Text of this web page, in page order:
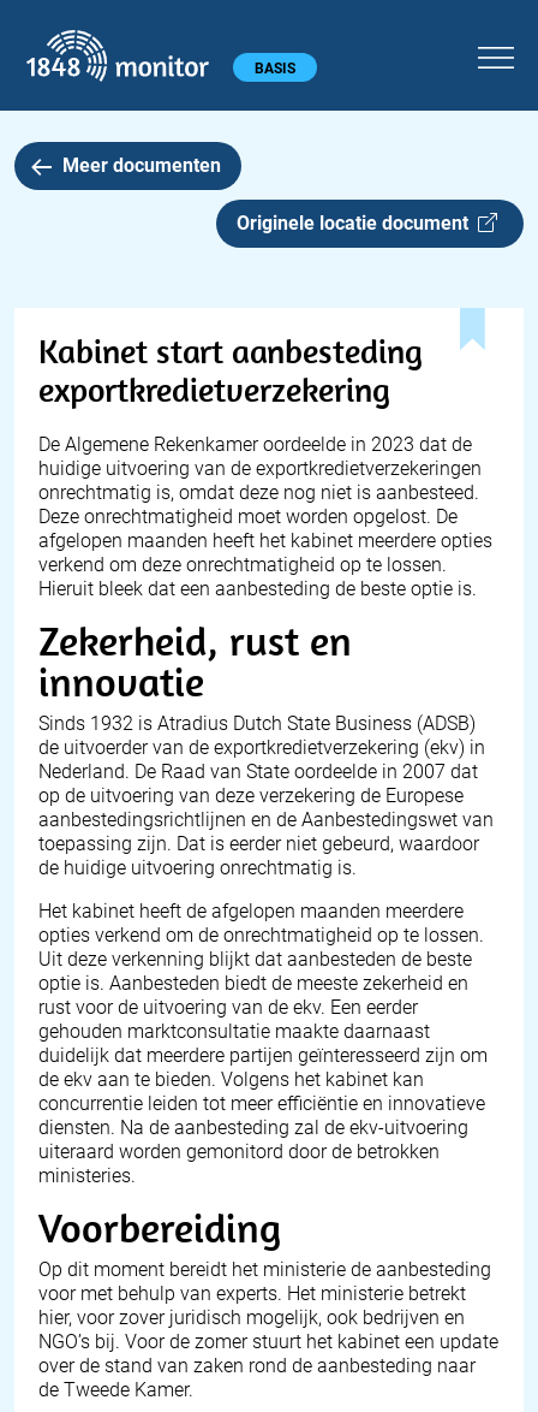
Hoofdmenu BASIS
Meer documenten
Originele locatie document
Kabinet start aanbesteding
exportkredietverzekering
De Algemene Rekenkamer oordeelde in 2023 dat de
huidige uitvoering van de exportkredietverzekeringen
onrechtmatig is, omdat deze nog niet is aanbesteed.
Deze onrechtmatigheid moet worden opgelost. De
afgelopen maanden heeft het kabinet meerdere opties
verkend om deze onrechtmatigheid op te lossen.
Hieruit bleek dat een aanbesteding de beste optie is.
Zekerheid, rust en
innovatie
Sinds 1932 is Atradius Dutch State Business (ADSB)
de uitvoerder van de exportkredietverzekering (ekv) in
Nederland. De Raad van State oordeelde in 2007 dat
op de uitvoering van deze verzekering de Europese
aanbestedingsrichtlijnen en de Aanbestedingswet van
toepassing zijn. Dat is eerder niet gebeurd, waardoor
de huidige uitvoering onrechtmatig is.
Het kabinet heeft de afgelopen maanden meerdere
opties verkend om de onrechtmatigheid op te lossen.
Uit deze verkenning blijkt dat aanbesteden de beste
optie is. Aanbesteden biedt de meeste zekerheid en
rust voor de uitvoering van de ekv. Een eerder
gehouden marktconsultatie maakte daarnaast
duidelijk dat meerdere partijen geïnteresseerd zijn om
de ekv aan te bieden. Volgens het kabinet kan
concurrentie leiden tot meer efficiëntie en innovatieve
diensten. Na de aanbesteding zal de ekv-uitvoering
uiteraard worden gemonitord door de betrokken
ministeries.
Voorbereiding
Op dit moment bereidt het ministerie de aanbesteding
voor met behulp van experts. Het ministerie betrekt
hier, voor zover juridisch mogelijk, ook bedrijven en
NGO’s bij. Voor de zomer stuurt het kabinet een update
over de stand van zaken rond de aanbesteding naar
de Tweede Kamer.